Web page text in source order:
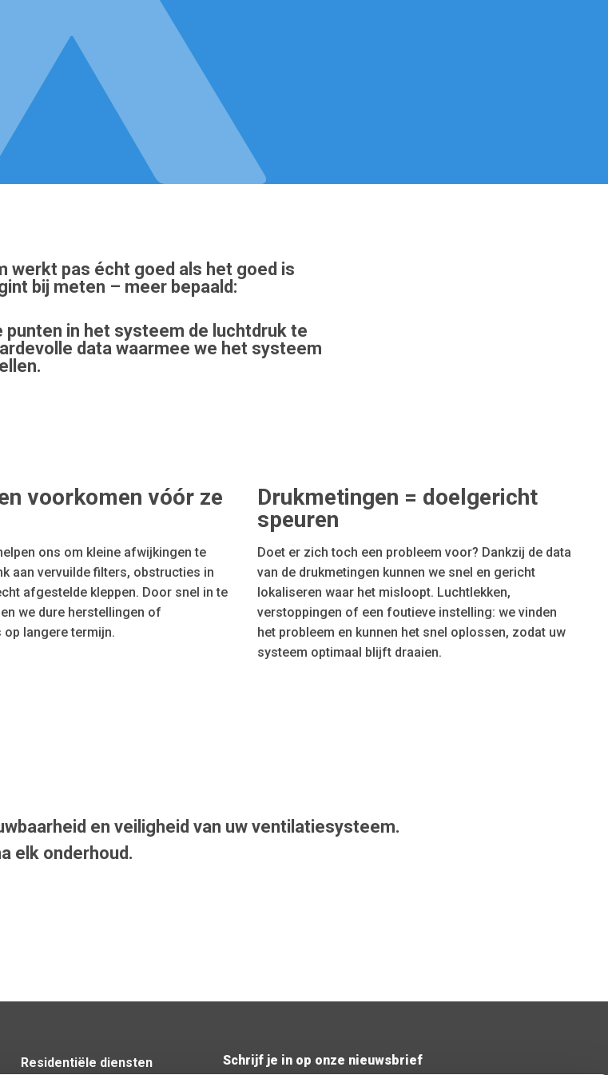
werkt pas écht goed als het goed is
bij meten – meer bepaald:
punten in het systeem de luchtdruk te
data waarmee we het systeem
voorkomen vóór ze
ons om kleine afwijkingen te
aan vervuilde filters, obstructies in
afgestelde kleppen. Door snel in te
we dure herstellingen of
langere termijn.
Drukmetingen = doelgericht
speuren
Doet er zich toch een probleem voor? Dankzij de data
van de drukmetingen kunnen we snel en gericht
lokaliseren waar het misloopt. Luchtlekken,
verstoppingen of een foutieve instelling: we vinden
het probleem en kunnen het snel oplossen, zodat uw
systeem optimaal blijft draaien.
en veiligheid van uw ventilatiesysteem.
elk onderhoud.
Residentiële diensten Schrijf je in op onze nieuwsbrief